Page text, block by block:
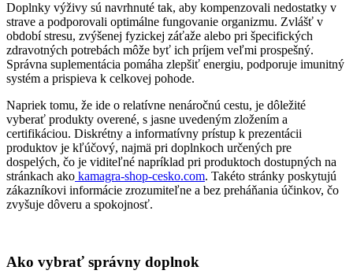
Doplnky výživy sú navrhnuté tak, aby kompenzovali nedostatky v
strave a podporovali optimálne fungovanie organizmu. Zvlášť v
období stresu, zvýšenej fyzickej záťaže alebo pri špecifických
zdravotných potrebách môže byť ich príjem veľmi prospešný.
Správna suplementácia pomáha zlepšiť energiu, podporuje imunitný
systém a prispieva k celkovej pohode.
Napriek tomu, že ide o relatívne nenáročnú cestu, je dôležité
vyberať produkty overené, s jasne uvedeným zložením a
certifikáciou. Diskrétny a informatívny prístup k prezentácii
produktov je kľúčový, najmä pri doplnkoch určených pre
dospelých, čo je viditeľné napríklad pri produktoch dostupných na
stránkach ako kamagra-shop-cesko.com. Takéto stránky poskytujú
zákazníkovi informácie zrozumiteľne a bez preháňania účinkov, čo
zvyšuje dôveru a spokojnosť.
Ako vybrať správny doplnok